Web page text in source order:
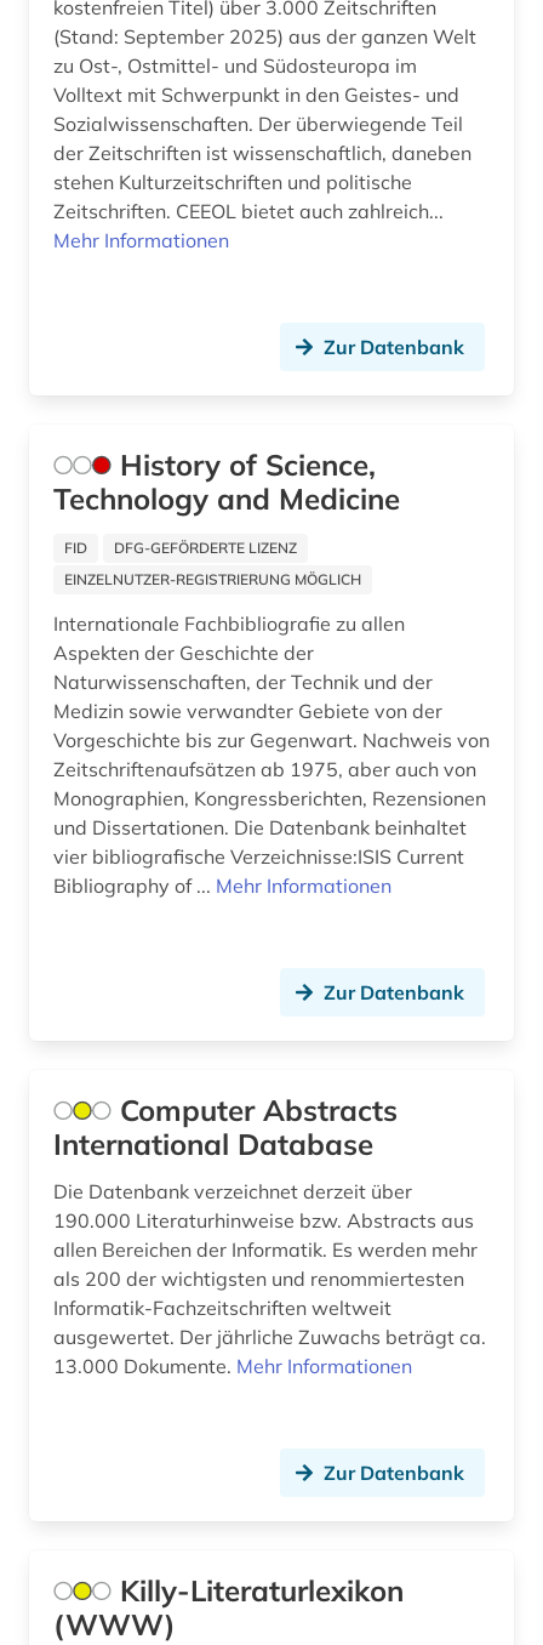
abgabeordnung (1)
abgasemission (1)
abgeordnetenhaus (1)
abgeordneter (6)
abholzung (1)
abolitionismus (1)
abraham (1)
abraham geiger kolle (1)
abrechnung (1)
abrüstung (3)
abschaffung (1)
abschlussarbeit (2)
abschlussarbeiten (1)
abstract-dienst (1)
abtei cluny (1)
abwanderung (1)
abwasser (8)
abwasserabgabengesetz (1)
abwassertechnik (2)
academiens (1)
Nationallizenz-Login für registrierte
Einzelpersonen (1)
Einzelpersonen (17)
Nationallizenz-Login für registrierte
Einzelpersonen (1)
Nationallizenz-Login für registrierte
Nationallizenz-Login für registrierte
Nationallizenz-Login für registrierte
Einzelpersonen (3)
GUS (29)
Gibraltar (2)
Griechenland (13)
Griechenland (Altertum) (38)
Großbritannien (310)
Irland (44)
Israel (75)
Italien (155)
Japan (33)
Jugoslawien (21)
Kanada (83)
Korea (13)
Kroatien (40)
Lettland (25)
Liechtenstein (16)
Makedonien (16)
Mecklenburg-Vorpommern (32)
Mittelamerika (65)
Moldawien (17)
Monaco (3)
Montenegro (19)
Norwegen (139)
kostenfreien Titel) über 3.000 Zeitschriften
(Stand: September 2025) aus der ganzen Welt
zu Ost-, Ostmittel- und Südosteuropa im
Volltext mit Schwerpunkt in den Geistes- und
Sozialwissenschaften. Der überwiegende Teil
der Zeitschriften ist wissenschaftlich, daneben
stehen Kulturzeitschriften und politische
Zeitschriften. CEEOL bietet auch zahlreich...
Mehr Informationen
Zur Datenbank
History of Science,
Technology and Medicine
FID
DFG-GEFÖRDERTE LIZENZ
EINZELNUTZER-REGISTRIERUNG MÖGLICH
Internationale Fachbibliografie zu allen
Aspekten der Geschichte der
Naturwissenschaften, der Technik und der
Medizin sowie verwandter Gebiete von der
Vorgeschichte bis zur Gegenwart. Nachweis von
Zeitschriftenaufsätzen ab 1975, aber auch von
Monographien, Kongressberichten, Rezensionen
und Dissertationen. Die Datenbank beinhaltet
vier bibliografische Verzeichnisse:ISIS Current
Bibliography of ... Mehr Informationen
Zur Datenbank
Computer Abstracts
International Database
Die Datenbank verzeichnet derzeit über
190.000 Literaturhinweise bzw. Abstracts aus
allen Bereichen der Informatik. Es werden mehr
als 200 der wichtigsten und renommiertesten
Informatik-Fachzeitschriften weltweit
ausgewertet. Der jährliche Zuwachs beträgt ca.
13.000 Dokumente. Mehr Informationen
Zur Datenbank
Killy-Literaturlexikon
(WWW)